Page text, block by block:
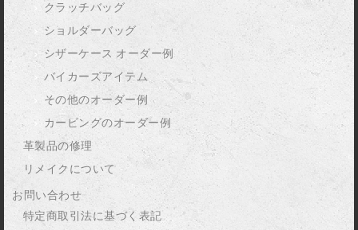
クラッチバッグ
ショルダーバッグ
シザーケース オーダー例
バイカーズアイテム
その他のオーダー例
カービングのオーダー例
革製品の修理
リメイクについて
お問い合わせ
特定商取引法に基づく表記